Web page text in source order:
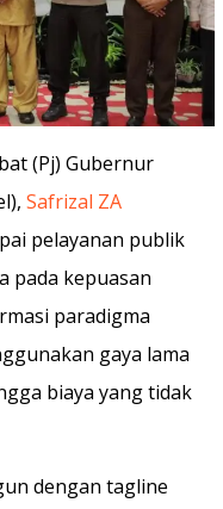
(Pj) Gubernur
Safrizal ZA
pelayanan publik
pada kepuasan
paradigma
gaya lama
biaya yang tidak
dengan tagline